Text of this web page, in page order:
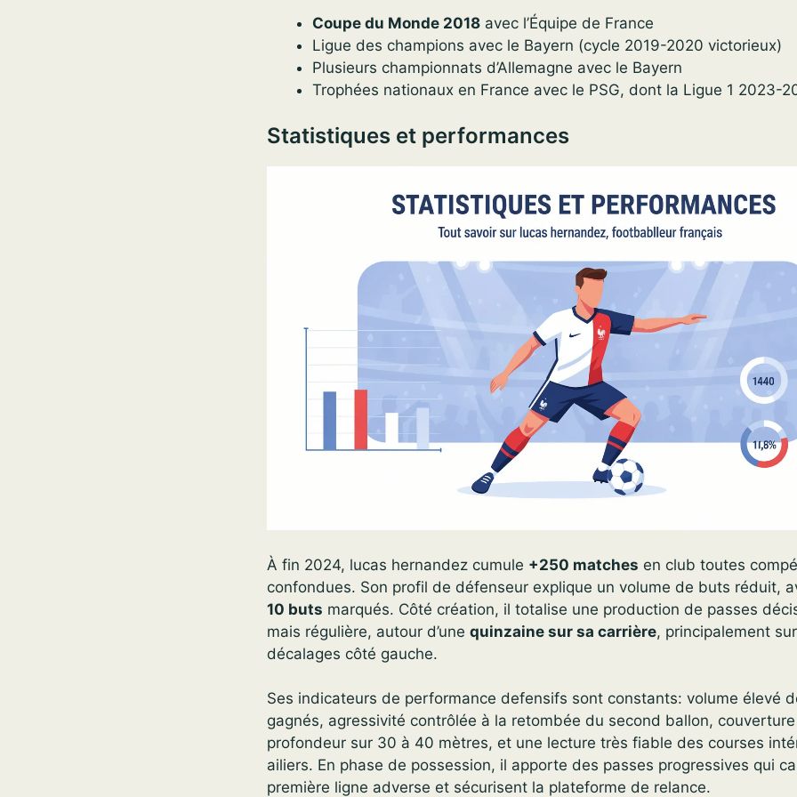
Coupe du Monde 2018 avec l’Équipe de France
Ligue des champions avec le Bayern (cycle 2019-2020 victorieux)
Plusieurs championnats d’Allemagne avec le Bayern
Trophées nationaux en France avec le PSG, dont la Ligue 1 2023-
Statistiques et performances
À fin 2024, lucas hernandez cumule +250 matches en club toutes
confondues. Son profil de défenseur explique un volume de buts réduit,
10 buts marqués. Côté création, il totalise une production de passes
mais régulière, autour d’une quinzaine sur sa carrière, principalement
décalages côté gauche.
Ses indicateurs de performance defensifs sont constants: volume élevé
gagnés, agressivité contrôlée à la retombée du second ballon,
profondeur sur 30 à 40 mètres, et une lecture très fiable des courses
ailiers. En phase de possession, il apporte des passes progressives qui
première ligne adverse et sécurisent la plateforme de relance.